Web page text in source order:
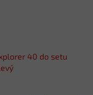
40 do setu